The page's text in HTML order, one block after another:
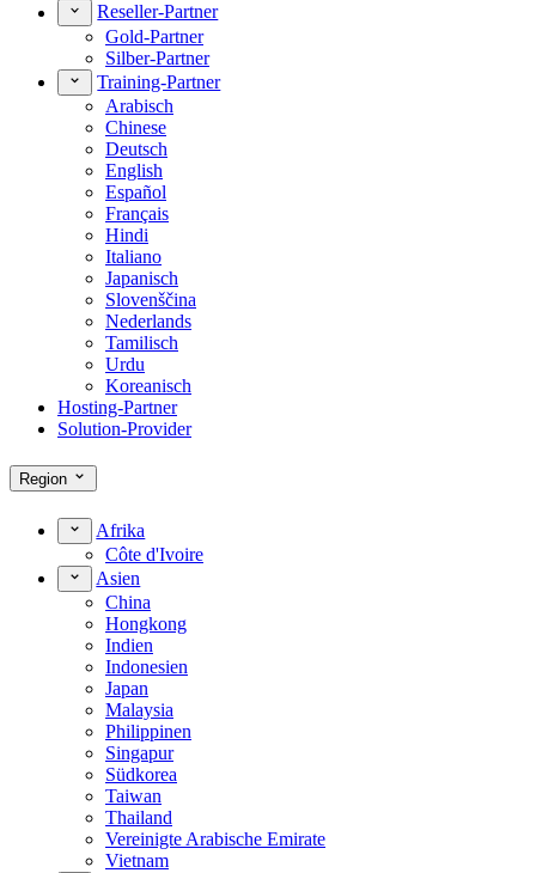
Reseller-Partner
Gold-Partner
Silber-Partner
Training-Partner
Arabisch
Chinese
Deutsch
English
Español
Français
Hindi
Italiano
Japanisch
Slovenščina
Nederlands
Tamilisch
Urdu
Koreanisch
Hosting-Partner
Solution-Provider
Region
Afrika
Côte d'Ivoire
Asien
China
Hongkong
Indien
Indonesien
Japan
Malaysia
Philippinen
Singapur
Südkorea
Taiwan
Thailand
Vereinigte Arabische Emirate
Vietnam